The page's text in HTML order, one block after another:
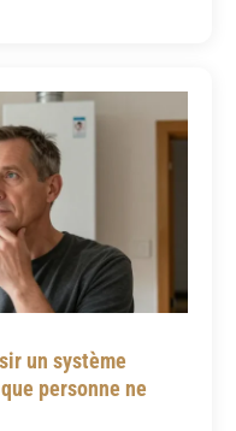
un système
personne ne